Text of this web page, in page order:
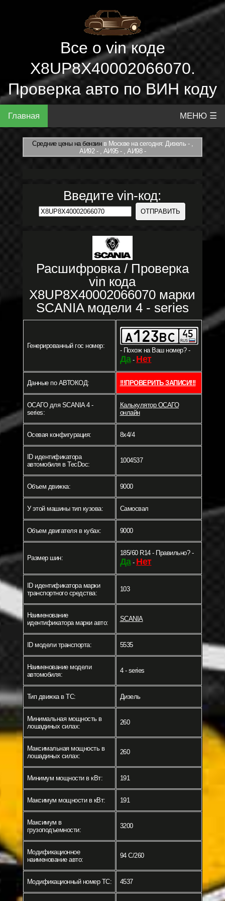
Все о vin коде
X8UP8X40002066070.
Проверка авто по ВИН коду
Главная МЕНЮ ☰
Средние цены на бензинв Москве на сегодня: Дизель - ,
АИ92 - , АИ95 - , АИ98 -
Введите vin-код:
Расшифровка / Проверка
vin кода
X8UP8X40002066070 марки
SCANIA модели 4 - series
Генерированный гос номер:
- Похож на Ваш номер? -
Да- Нет
Данные по АВТОКОД: !!!ПРОВЕРИТЬ ЗАПИСИ!!!
ОСАГО для SCANIA 4 -
series:
Калькулятор ОСАГО
онлайн
Осевая конфигурация: 8x4/4
ID идентификатора
автомобиля в TecDoc:
1004537
Объем движка: 9000
У этой машины тип кузова: Самосвал
Объем двигателя в кубах: 9000
Размер шин:
185/60 R14 - Правильно? -
Да- Нет
ID идентификатора марки
транспортного средства:
103
Наименование
идентификатора марки авто:
SCANIA
ID модели транспорта: 5535
Наименование модели
автомобиля:
4 - series
Тип движка в ТС: Дизель
Минимальная мощность в
лошадиных силах:
260
Максимальная мощность в
лошадиных силах:
260
Минимум мощности в кВт: 191
Максимум мощности в кВт: 191
Максимум в
грузоподъемности:
3200
Модификационное
наименование авто:
94 C/260
Модификационный номер ТС: 4537